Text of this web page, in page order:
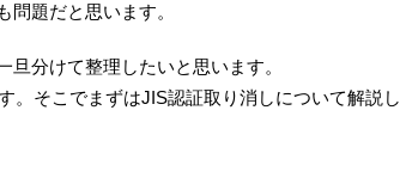
題だと思います。
分けて整理したいと思います。
。そこでまずはJIS認証取り消しについて解説し